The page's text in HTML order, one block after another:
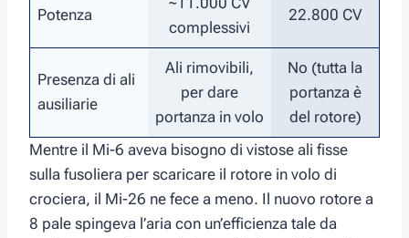
Potenza
complessivi
22.800 CV
Presenza di ali
ausiliarie
Ali rimovibili,
per dare
portanza in volo
No (tutta la
portanza è
del rotore)
Mentre il Mi-6 aveva bisogno di vistose ali fisse
sulla fusoliera per scaricare il rotore in volo di
crociera, il Mi-26 ne fece a meno. Il nuovo rotore a
8 pale spingeva l’aria con un’efficienza tale da